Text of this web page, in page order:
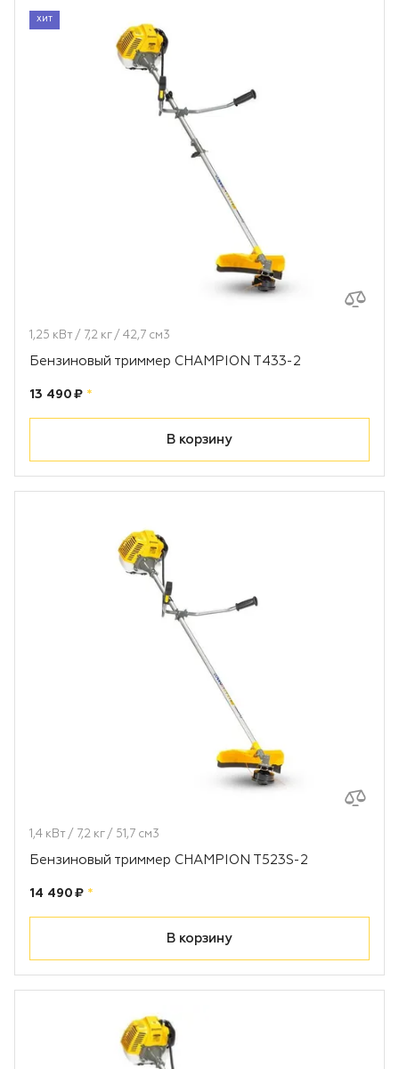
ХИТ
1,25 кВт / 7,2 кг / 42,7 см3
Бензиновый триммер CHAMPION T433-2
Цена:
13 490 ₽ рублей
*
В корзину
1,4 кВт / 7,2 кг / 51,7 см3
Бензиновый триммер CHAMPION T523S-2
Цена:
14 490 ₽ рублей
*
В корзину